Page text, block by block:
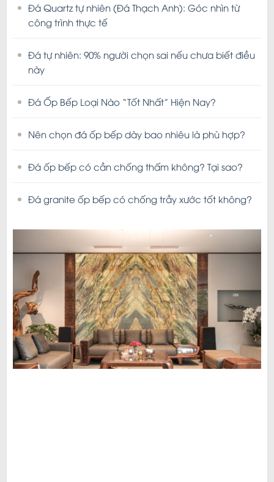
Đá Quartz tự nhiên (Đá Thạch Anh): Góc nhìn từ
công trình thực tế
Đá tự nhiên: 90% người chọn sai nếu chưa biết điều
này
Đá Ốp Bếp Loại Nào “Tốt Nhất” Hiện Nay?
Nên chọn đá ốp bếp dày bao nhiêu là phù hợp?
Đá ốp bếp có cần chống thấm không? Tại sao?
Đá granite ốp bếp có chống trầy xước tốt không?